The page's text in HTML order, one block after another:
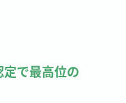
で最高位の